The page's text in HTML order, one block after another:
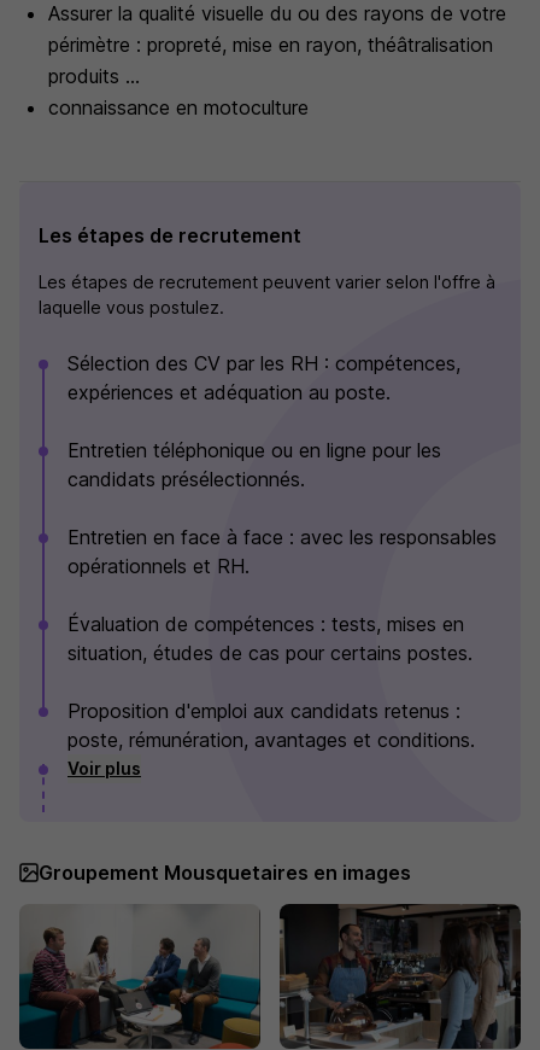
Assurer la qualité visuelle du ou des rayons de votre
périmètre : propreté, mise en rayon, théâtralisation
produits ...
connaissance en motoculture
Les étapes de recrutement
Les étapes de recrutement peuvent varier selon l'offre à
laquelle vous postulez.
Sélection des CV par les RH : compétences,
expériences et adéquation au poste.
Entretien téléphonique ou en ligne pour les
candidats présélectionnés.
Entretien en face à face : avec les responsables
opérationnels et RH.
Évaluation de compétences : tests, mises en
situation, études de cas pour certains postes.
Proposition d'emploi aux candidats retenus :
poste, rémunération, avantages et conditions.
Voir plus
Groupement Mousquetaires en images